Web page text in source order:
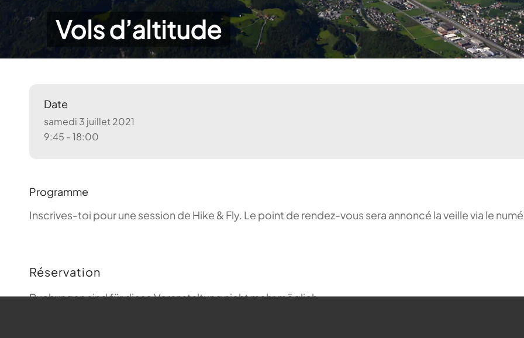
Vols d’altitude
Date
samedi 3 juillet 2021
9:45 - 18:00
Programme
Inscrives-toi pour une session de Hike & Fly. Le point de rendez-vous sera annoncé la veille via le
Réservation
Buchungen sind für diese Veranstaltung nicht mehr möglich.